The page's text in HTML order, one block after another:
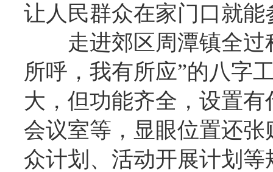
让人民群众在家门口就
走进郊区周潭镇全
所呼，我有所应”的八字
大，但功能齐全，设置
会议室等，显眼位置还
众计划、活动开展计划